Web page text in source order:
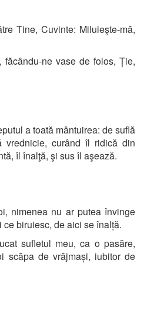
Tine, Cuvinte: Miluieşte-mă,
ne vase de folos, Ție,
a toată mântuirea: de suflă
vrednicie, curând îl ridică din
îl înalţă, şi sus îl aşează.
nimenea nu ar putea învinge
biruiesc, de aici se înalță.
sufletul meu, ca o pasăre,
scăpa de vrăjmași, iubitor de